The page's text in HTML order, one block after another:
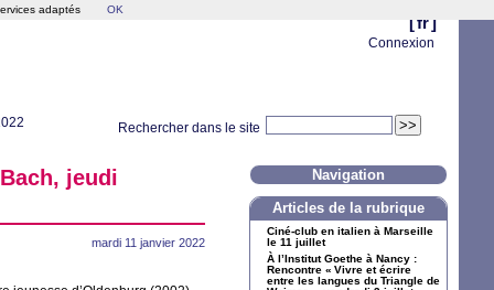
[ fr ]
Connexion
Rechercher dans le site
jeudi
mardi 11 janvier 2022
Navigation
Articles de la rubrique
Ciné-club en italien à Marseille
le 11 juillet
À l’Institut Goethe à Nancy :
Rencontre « Vivre et écrire
entre les langues du Triangle de
adaptés OK